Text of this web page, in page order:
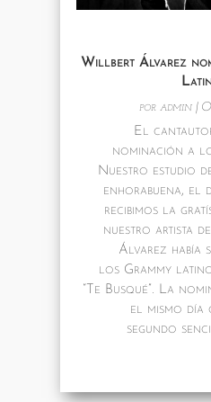
Willbert Álvarez
por admin|
El
nominación a
Nuestro estudio
enhorabuena, el
recibimos la
nuestro artista
Álvarez había
los Grammy
“Te Busqué”. La
el mismo día
segundo